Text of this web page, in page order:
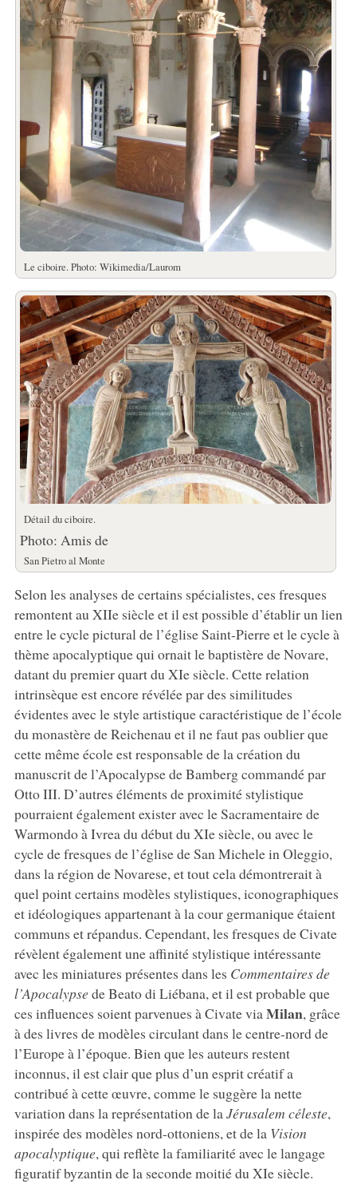
Le ciboire. Photo: Wikimedia/Laurom
Détail du ciboire.
Photo: Amis de
San Pietro al Monte
Selon les analyses de certains spécialistes, ces fresques
remontent au XIIe siècle et il est possible d’établir un lien
entre le cycle pictural de l’église Saint-Pierre et le cycle à
thème apocalyptique qui ornait le baptistère de Novare,
datant du premier quart du XIe siècle. Cette relation
intrinsèque est encore révélée par des similitudes
évidentes avec le style artistique caractéristique de l’école
du monastère de Reichenau et il ne faut pas oublier que
cette même école est responsable de la création du
manuscrit de l’Apocalypse de Bamberg commandé par
Otto III. D’autres éléments de proximité stylistique
pourraient également exister avec le Sacramentaire de
Warmondo à Ivrea du début du XIe siècle, ou avec le
cycle de fresques de l’église de San Michele in Oleggio,
dans la région de Novarese, et tout cela démontrerait à
quel point certains modèles stylistiques, iconographiques
et idéologiques appartenant à la cour germanique étaient
communs et répandus. Cependant, les fresques de Civate
révèlent également une affinité stylistique intéressante
avec les miniatures présentes dans les Commentaires de
l’Apocalypsede Beato di Liébana, et il est probable que
ces influences soient parvenues à Civate viaMilan, grâce
à des livres de modèles circulant dans le centre-nord de
l’Europe à l’époque. Bien que les auteurs restent
inconnus, il est clair que plus d’un esprit créatif a
contribué à cette œuvre, comme le suggère la nette
variation dans la représentation de laJérusalem céleste,
inspirée des modèles nord-ottoniens, et de la Vision
apocalyptique, qui reflète la familiarité avec le langage
figuratif byzantin de la seconde moitié du XIe siècle.